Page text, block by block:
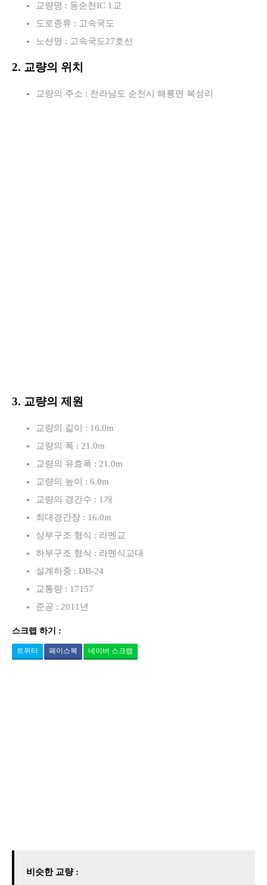
교량명 : 동순천IC 1교
도로종류 : 고속국도
노선명 : 고속국도27호선
2. 교량의 위치
교량의 주소 : 전라남도 순천시 해룡면 복성리
3. 교량의 제원
교량의 길이 : 16.0m
교량의 폭 : 21.0m
교량의 유효폭 : 21.0m
교량의 높이 : 6.0m
교량의 경간수 : 1개
최대경간장 : 16.0m
상부구조 형식 : 라멘교
하부구조 형식 : 라멘식교대
설계하중 : DB-24
교통량 : 17157
준공 : 2011년
스크랩 하기 :
트위터 페이스북 네이버 스크랩
비슷한 교량 :